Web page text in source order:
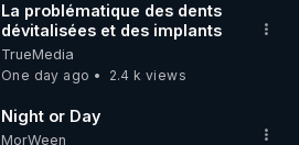
La problématique des dents
dévitalisées et des implants
TrueMedia
One day ago
2.4 k views
Night or Day
MorWeen